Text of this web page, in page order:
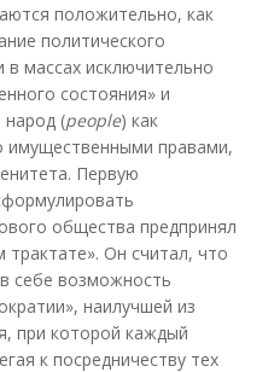
положительно, как
политического
в массах исключительно
состояния» и
народ (people) как
имущественными правами,
Первую
общества предпринял
Он считал, что
себе возможность
наилучшей из
при которой каждый
к посредничеству тех